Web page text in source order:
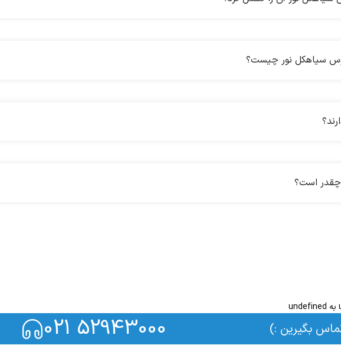
سیاهکل نور چیست؟
است؟
تماس بگیرین :) 021 52943000